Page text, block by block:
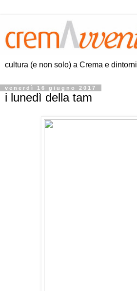
cultura (e non solo) a Crema e dintorni
venerdì 16 giugno 2017
i lunedì della tam